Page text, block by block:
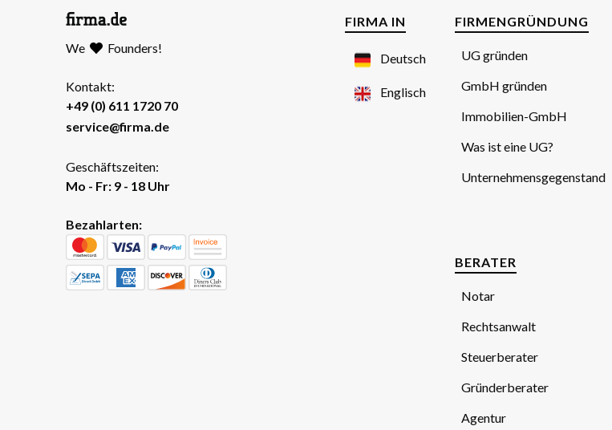
We Founders!
Kontakt:
+49 (0) 611 1720 70
service@firma.de
Geschäftszeiten:
Mo - Fr: 9 - 18 Uhr
Bezahlarten:
FIRMA IN
Deutsch
Englisch
FIRMENGRÜNDUNG
UG gründen
GmbH gründen
Immobilien-GmbH
Was ist eine UG?
Unternehmensgegenstand
BERATER
Notar
Rechtsanwalt
Steuerberater
Gründerberater
Agentur